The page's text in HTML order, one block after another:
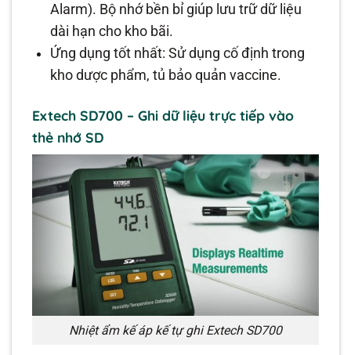
Alarm). Bộ nhớ bền bỉ giúp lưu trữ dữ liệu
dài hạn cho kho bãi.
Ứng dụng tốt nhất: Sử dụng cố định trong
kho dược phẩm, tủ bảo quản vaccine.
Extech SD700 – Ghi dữ liệu trực tiếp vào
thẻ nhớ SD
Nhiệt ẩm kế áp kế tự ghi Extech SD700